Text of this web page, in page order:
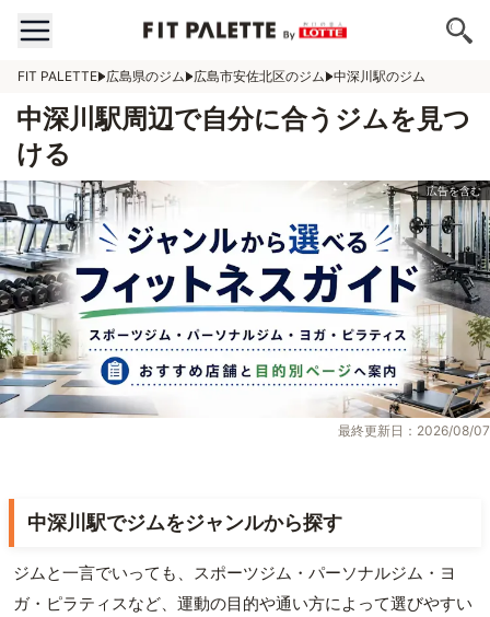
FIT PALETTE 広島県のジム 広島市安佐北区のジム 中深川駅のジム
中深川駅周辺で自分に合うジムを見つ
ける
最終更新日：2026/08/07
中深川駅でジムをジャンルから探す
ジムと一言でいっても、スポーツジム・パーソナルジム・ヨ
ガ・ピラティスなど、運動の目的や通い方によって選びやすい